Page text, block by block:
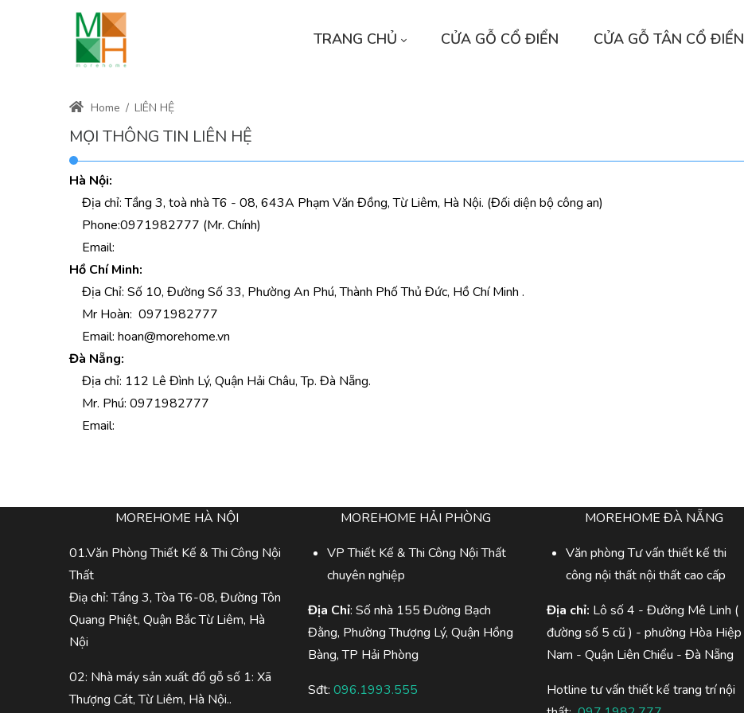
TRANG CHỦ CỬA GỖ CỔ ĐIỂN CỬA GỖ TÂN CỔ ĐIỂN
Home / LIÊN HỆ
MỌI THÔNG TIN LIÊN HỆ
Hà Nội:
Địa chỉ: Tầng 3, toà nhà T6 - 08, 643A Phạm Văn Đồng, Từ Liêm, Hà Nội. (Đối diện bộ công an)
Phone:0971982777 (Mr. Chính)
Email:
Hồ Chí Minh:
Địa Chỉ: Số 10, Đường Số 33, Phường An Phú, Thành Phố Thủ Đức, Hồ Chí Minh .
Mr Hoàn: 0971982777
Email: hoan@morehome.vn
Đà Nẵng:
Địa chỉ: 112 Lê Đình Lý, Quận Hải Châu, Tp. Đà Nẵng.
Mr. Phú: 0971982777
Email:
MOREHOME HÀ NỘI
01.Văn Phòng Thiết Kế & Thi Công Nội
Thất
Điạ chỉ: Tầng 3, Tòa T6-08, Đường Tôn
Quang Phiệt, Quận Bắc Từ Liêm, Hà
Nội
02: Nhà máy sản xuất đồ gỗ số 1: Xã
Thượng Cát, Từ Liêm, Hà Nội..
MOREHOME HẢI PHÒNG
VP Thiết Kế & Thi Công Nội Thất
chuyên nghiệp
Địa Chỉ: Số nhà 155 Đường Bạch
Đằng, Phường Thượng Lý, Quận Hồng
Bàng, TP Hải Phòng
Sđt: 096.1993.555
MOREHOME ĐÀ NẴNG
Văn phòng Tư vấn thiết kế thi
công nội thất nội thất cao cấp
Địa chỉ: Lô số 4 - Đường Mê Linh (
đường số 5 cũ ) - phường Hòa Hiệp
Nam - Quận Liên Chiểu - Đà Nẵng
Hotline tư vấn thiết kế trang trí nội